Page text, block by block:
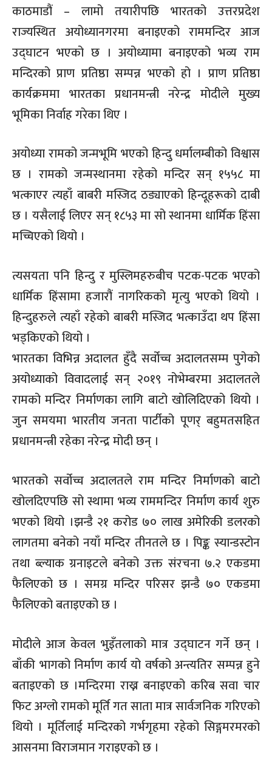
काठमाडौं – लामो तयारीपछि भारतको उत्तरप्रदेश
राज्यस्थित अयोध्यानगरमा बनाइएको राममन्दिर आज
उद्घाटन भएको छ । अयोध्यामा बनाइएको भव्य राम
मन्दिरको प्राण प्रतिष्ठा सम्पन्न भएको हो । प्राण प्रतिष्ठा
कार्यक्रममा भारतका प्रधानमन्त्री नरेन्द्र मोदीले मुख्य
भूमिका निर्वाह गरेका थिए ।
अयोध्या रामको जन्मभूमि भएको हिन्दु धर्मालम्बीको विश्वास
छ । रामको जन्मस्थानमा रहेको मन्दिर सन् १५५८ मा
भत्काएर त्यहाँ बाबरी मस्जिद ठड्याएको हिन्दूहरूको दाबी
छ । यसैलाई लिएर सन् १८५३ मा सो स्थानमा धार्मिक हिंसा
मच्चिएको थियो ।
त्यसयता पनि हिन्दु र मुस्लिमहरुबीच पटक-पटक भएको
धार्मिक हिंसामा हजारौं नागरिकको मृत्यु भएको थियो ।
हिन्दुहरुले त्यहाँ रहेको बाबरी मस्जिद भत्काउँदा थप हिंसा
भड्किएको थियो ।
भारतका विभिन्न अदालत हुँदै सर्वोच्च अदालतसम्म पुगेको
अयोध्याको विवादलाई सन् २०१९ नोभेम्बरमा अदालतले
रामको मन्दिर निर्माणका लागि बाटो खोलिदिएको थियो ।
जुन समयमा भारतीय जनता पार्टीको पूणर् बहुमतसहित
प्रधानमन्त्री रहेका नरेन्द्र मोदी छन् ।
भारतको सर्वोच्च अदालतले राम मन्दिर निर्माणको बाटो
खोलदिएपछि सो स्थामा भव्य राममन्दिर निर्माण कार्य शुरु
भएको थियो ।झन्डै २१ करोड ७० लाख अमेरिकी डलरको
लागतमा बनेको नयाँ मन्दिर तीनतले छ । पिङ्क स्यान्डस्टोन
तथा ब्ल्याक ग्रनाइटले बनेको उक्त संरचना ७.२ एकडमा
फैलिएको छ । समग्र मन्दिर परिसर झन्डै ७० एकडमा
फैलिएको बताइएको छ ।
मोदीले आज केवल भुइँतलाको मात्र उद्घाटन गर्ने छन् ।
बाँकी भागको निर्माण कार्य यो वर्षको अन्त्यतिर सम्पन्न हुने
बताइएको छ ।मन्दिरमा राख्न बनाइएको करिब सवा चार
फिट अग्लो रामको मूर्ति गत साता मात्र सार्वजनिक गरिएको
थियो । मूर्तिलाई मन्दिरको गर्भगृहमा रहेको सिङ्गमरमरको
आसनमा विराजमान गराइएको छ ।